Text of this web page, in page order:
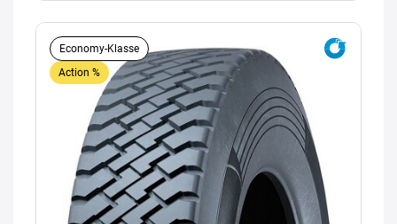
Economy-Klasse
Action %